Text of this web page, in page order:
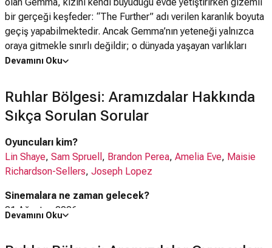
bir gerçeği keşfeder: “The Further” adı verilen karanlık boyuta
geçiş yapabilmektedir. Ancak Gemma’nın yeteneği yalnızca
oraya gitmekle sınırlı değildir; o dünyada yaşayan varlıkları
gerçek dünyaya taşıyabilmektedir.
kapının hem kendisi hem de kızı için ölümcül sonuçlar
doğurabileceğini fark eder. Gerçek dünya ile doğaüstü karanlık
koruyabilmek için korkularıyla yüzleşmek zorunda kalır.
Devamını Oku
Ruhlar Bölgesi: Aramızdalar Hakkında
Sıkça Sorulan Sorular
Oyuncuları kim?
Lin Shaye, Sam Spruell , Brandon Perea, Amelia Eve, Maisie
Richardson-Sellers, Joseph Lopez
Sinemalara ne zaman gelecek?
21 Ağustos 2026
Devamını Oku